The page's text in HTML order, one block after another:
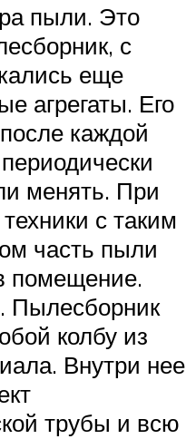
пыли. Это
с
еще
агрегаты. Его
каждой
менять. При
с таким
часть пыли
помещение.
Пылесборник
колбу из
Внутри нее
трубы и всю